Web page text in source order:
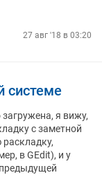
27 авг '18 в 03:20
системе
я вижу,
с заметной
в GEdit), и у